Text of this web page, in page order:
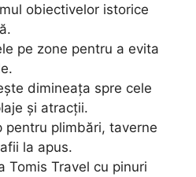
obiectivelor istorice
pe zone pentru a evita
dimineața spre cele
și atracții.
pentru plimbări, taverne
la apus.
Tomis Travel cu pinuri